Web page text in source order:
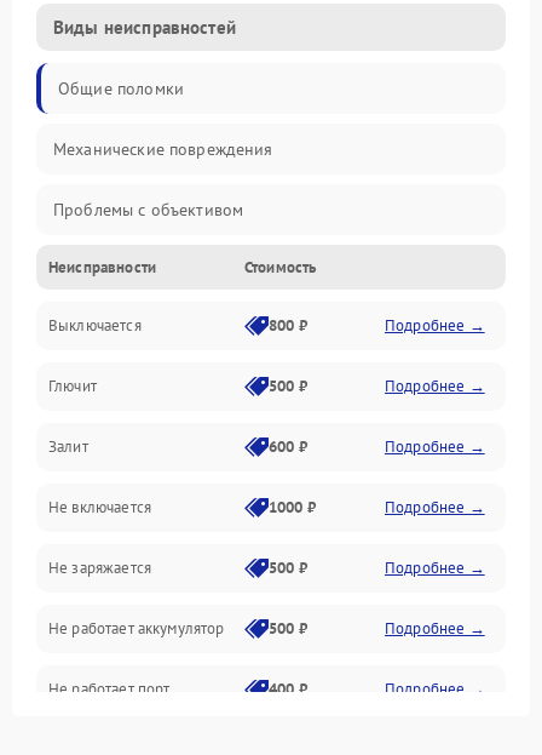
Виды неисправностей
Общие поломки
Механические повреждения
Проблемы с объективом
Электронные ошибки
Механические проблемы
Матрица и оптика
Питание и питание цепей
Проблемы с картами памяти
Объективы
Программные сбои
Коммуникации и интерфейсы
Неисправности Стоимость
Выключается 800 ₽ Подробнее →
Глючит 500 ₽ Подробнее →
Залит 600 ₽ Подробнее →
Не включается 1000 ₽ Подробнее →
Не заряжается 500 ₽ Подробнее →
Не работает аккумулятор 500 ₽ Подробнее →
Не работает порт 400 ₽ Подробнее →